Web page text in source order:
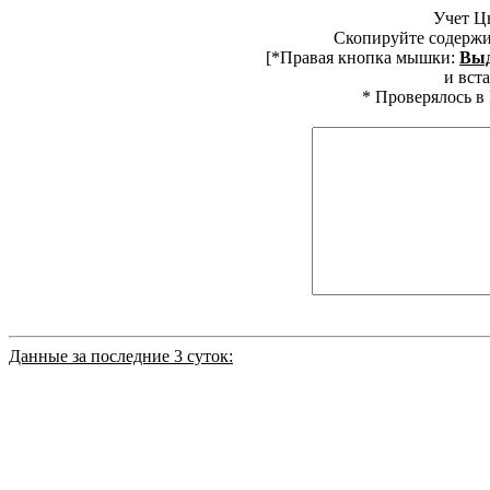
Учет
Скопируйте
[*Правая кнопка мышки:
и
* Проверялось
Данные за последние 3 суток: